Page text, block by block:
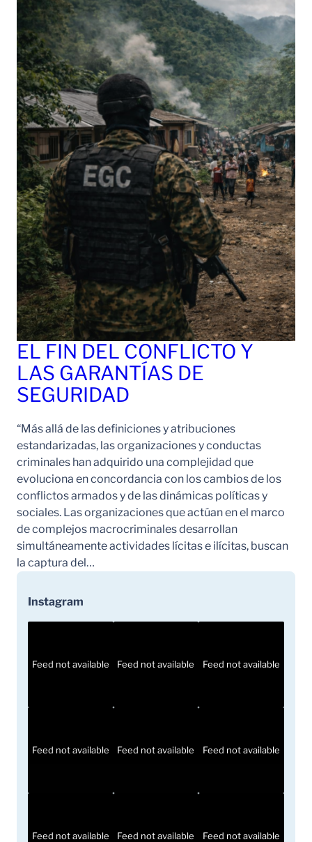
EL FIN DEL CONFLICTO Y
LAS GARANTÍAS DE
SEGURIDAD
“Más allá de las definiciones y atribuciones
estandarizadas, las organizaciones y conductas
criminales han adquirido una complejidad que
evoluciona en concordancia con los cambios de los
conflictos armados y de las dinámicas políticas y
sociales. Las organizaciones que actúan en el marco
de complejos macrocriminales desarrollan
simultáneamente actividades lícitas e ilícitas, buscan
la captura del…
Instagram
Feed not available Feed not available Feed not available
Feed not available Feed not available Feed not available
Feed not available Feed not available Feed not available